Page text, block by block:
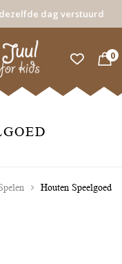
dag verstuurd
0
Houten Speelgoed